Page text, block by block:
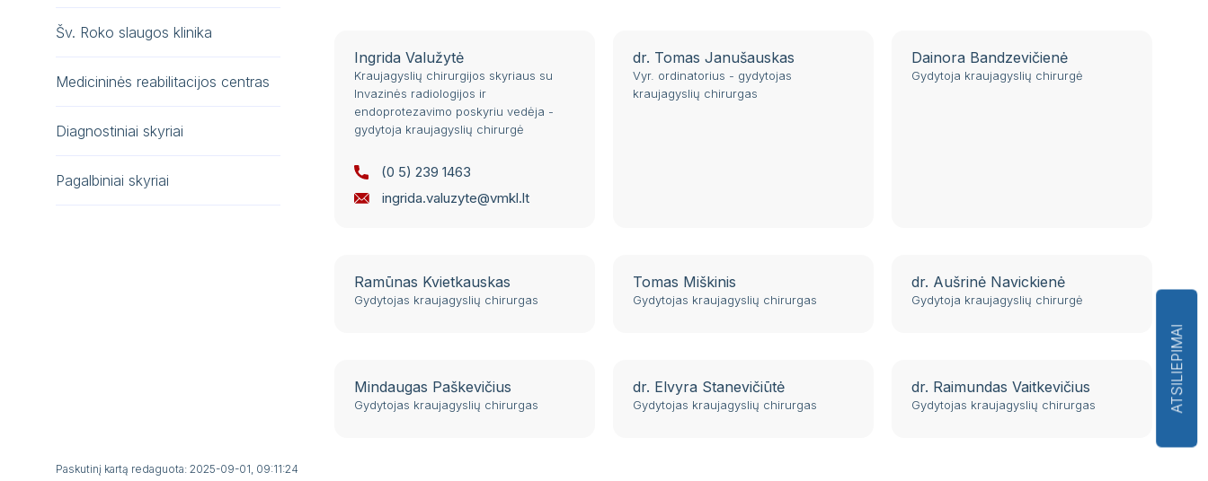
Šv. Roko slaugos klinika
Medicininės reabilitacijos centras
Diagnostiniai skyriai
Pagalbiniai skyriai
Ingrida Valužytė
Kraujagyslių chirurgijos skyriaus su
Invazinės radiologijos ir
endoprotezavimo poskyriu vedėja -
gydytoja kraujagyslių chirurgė
(0 5) 239 1463
ingrida.valuzyte@vmkl.lt
dr. Tomas Janušauskas
Vyr. ordinatorius - gydytojas
kraujagyslių chirurgas
Dainora Bandzevičienė
Gydytoja kraujagyslių chirurgė
Ramūnas Kvietkauskas
Gydytojas kraujagyslių chirurgas
Tomas Miškinis
Gydytojas kraujagyslių chirurgas
dr. Aušrinė Navickienė
Gydytoja kraujagyslių chirurgė
Mindaugas Paškevičius
Gydytojas kraujagyslių chirurgas
dr. Elvyra Stanevičiūtė
Gydytojas kraujagyslių chirurgas
dr. Raimundas Vaitkevičius
Gydytojas kraujagyslių chirurgas
Paskutinį kartą redaguota: 2025-09-01, 09:11:24
ATSILIEPIMAI